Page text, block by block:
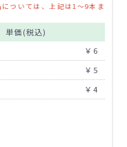
ついては、上記は1～9本ま
単価(税込)
￥6
￥5
￥4